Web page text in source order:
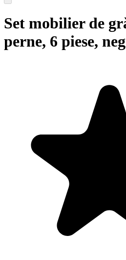
Set mobilier de
perne, 6 piese,